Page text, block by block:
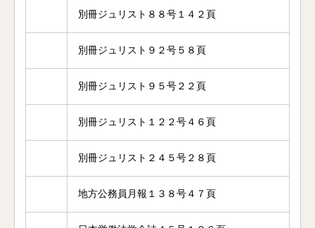
別冊ジュリスト８８号１４２頁
別冊ジュリスト９２号５８頁
別冊ジュリスト９５号２２頁
別冊ジュリスト１２２号４６頁
別冊ジュリスト２４５号２８頁
地方公務員月報１３８号４７頁